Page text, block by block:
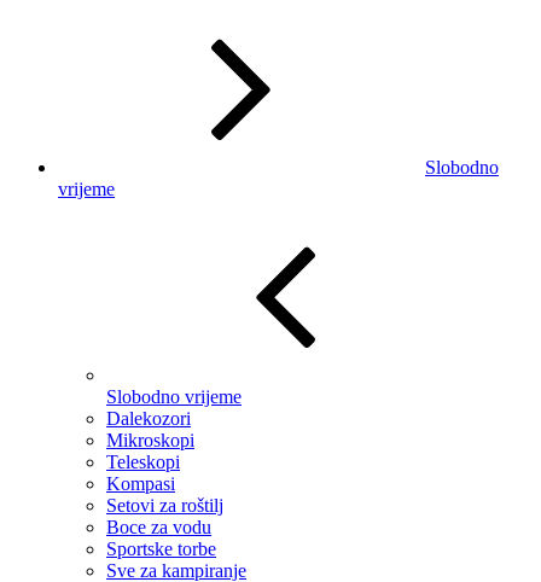
Slobodno
vrijeme
Slobodno vrijeme
Dalekozori
Mikroskopi
Teleskopi
Kompasi
Setovi za roštilj
Boce za vodu
Sportske torbe
Sve za kampiranje